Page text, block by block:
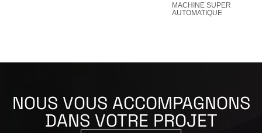
MACHINE SUPER
AUTOMATIQUE
NOUS VOUS ACCOMPAGNONS
DANS VOTRE PROJET